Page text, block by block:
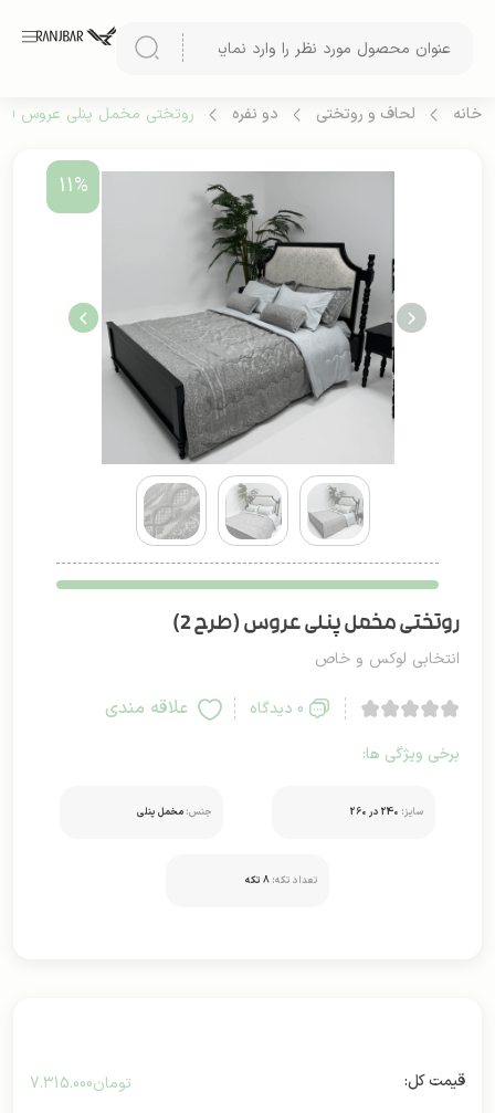
خانه لحاف و روتختی دو نفره روتختی مخمل پنلی عروس
11%
روتختی مخمل پنلی عروس (طرح 2)
انتخابی لوکس و خاص
0 دیدگاه علاقه مندی
برخی ویژگی ها:
سایز: 240 در 260 جنس: مخمل پنلی
تعداد تکه: 8 تکه
تومان7.315.000